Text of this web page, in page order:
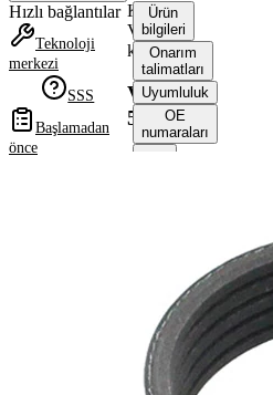
Hızlı bağlantılar
Teknoloji
merkezi
SSS
Başlamadan
önce
Kanallı
V
kayışı
VKMV
5PK1334
Ürün
bilgileri
Onarım
talimatları
Uyumluluk
OE
numaraları
mm
Genişlik
17,8
mm
Renk
siyah
Kaburga
sayısı
5